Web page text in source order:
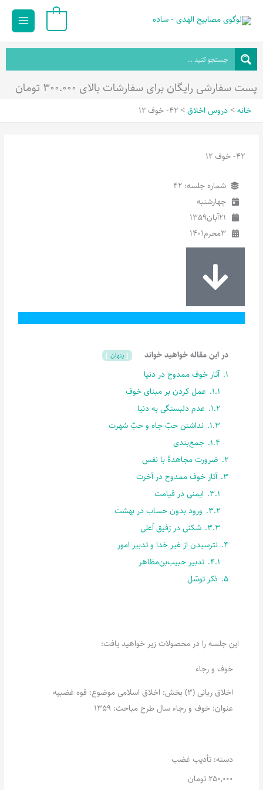
محتوا
Main
پست سفارشی رایگان برای سفارشات بالای ۳۰۰.۰۰۰ تومان
خانه دروس اخلاق 42- خوف 12
42- خوف 12
شماره جلسه: 42
چهارشنبه
21آبان1359
3محرم1401
در این مقاله خواهید خواند پنهان
1. آثار خوف ممدوح در دنیا
1.1. عمل کردن بر مبنای خوف
1.2. عدم دلبستگی به دنیا
1.3. نداشتن حبّ جاه و حبّ شهرت
1.4. جمع‌بندی
2. ضرورت مجاهدۀ با نفس
3. آثار خوف ممدوح در آخرت
3.1. ایمنی در قیامت
3.2. ورود بدون حساب در بهشت
3.3. سُکنی در رَفیق اَعلی
4. نترسیدن از غیر خدا و تدبیر امور
4.1. تدبیر حبیب‌بن‌مظاهر
5. ذکر توسّل
این جلسه را در محصولات زیر خواهید یافت:
خوف و رجاء
اخلاق ربانی (3) بخش: اخلاق اسلامی موضوع: قوه غضبیه
عنوان: خوف و رجاء سال طرح مباحث: 1359
دسته:تأدیب غضب
250,000 تومان